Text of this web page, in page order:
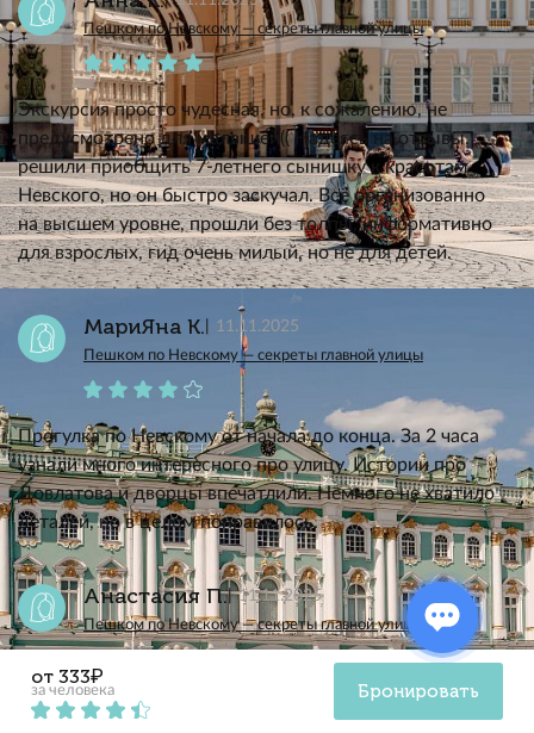
Пешком по Невскому — секреты главной улицы
Экскурсия просто чудесная, но, к сожалению, не
предусмотрено для малышей(( Надеясь на отзывы,
решили приобщить 7-летнего сынишку к красотам
Невского, но он быстро заскучал. Всё организованно
на высшем уровне, прошли без толпы, информативно
для взрослых, гид очень милый, но не для детей.
МариЯна К. 11.11.2025
Пешком по Невскому — секреты главной улицы
Прогулка по Невскому от начала до конца. За 2 часа
узнали много интересного про улицу. Истории про
Довлатова и дворцы впечатлили. Немного не хватило
деталей, но в целом понравилось.
Анастасия П. 11.11.2025
Пешком по Невскому — секреты главной улицы
Экскурсия потрясающая, эмоций море! Всё на высшем
от 333₽
за человека Бронировать